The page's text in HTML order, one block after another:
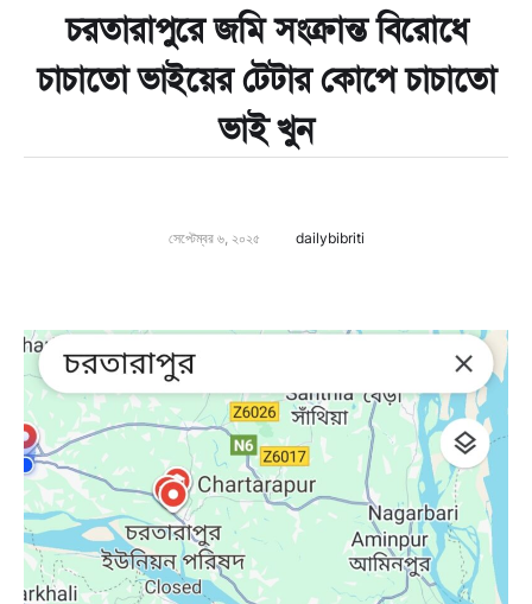
চরতারাপুরে জমি সংক্রান্ত বিরোধে
চাচাতো ভাইয়ের টেটার কোপে চাচাতো
ভাই খুন
সেপ্টেম্বর ৬, ২০২৫ dailybibriti